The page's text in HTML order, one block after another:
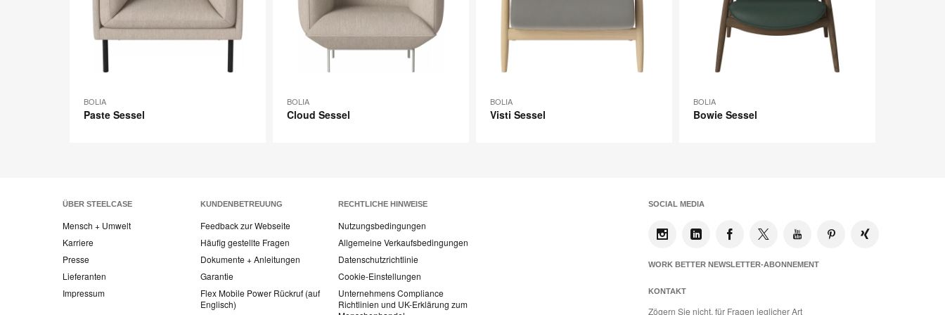
BOLIA
Paste Sessel
BOLIA
Cloud Sessel
BOLIA
Visti Sessel
BOLIA
Bowie Sessel
ÜBER STEELCASE
Mensch + Umwelt
Karriere
Presse
Lieferanten
Impressum
KUNDENBETREUUNG
Feedback zur Webseite
Häufig gestellte Fragen
Dokumente + Anleitungen
Garantie
Flex Mobile Power Rückruf (auf
Englisch)
RECHTLICHE HINWEISE
Nutzungsbedingungen
Allgemeine Verkaufsbedingungen
Datenschutzrichtlinie
Cookie-Einstellungen
Unternehmens Compliance
Richtlinien und UK-Erklärung zum
SOCIAL MEDIA
WORK BETTER NEWSLETTER-ABONNEMENT
KONTAKT
Zögern Sie nicht, für Fragen jeglicher Art